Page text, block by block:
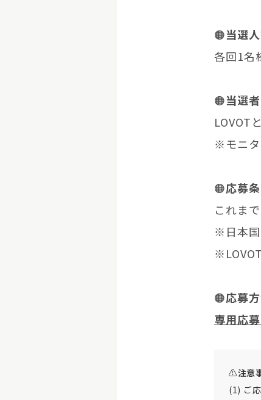
🟠当選
各回1名
🟠当選
LOVOT
※モニタ
🟠応募条
これま
※日本国
🟠応募方
専用応
⚠️注意
(1) ご